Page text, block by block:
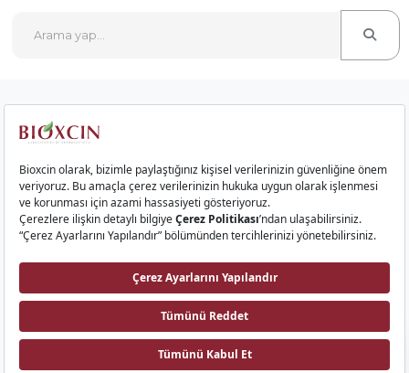
Kurumsal
Cilt Ürünleri
Gıda Takviyeleri